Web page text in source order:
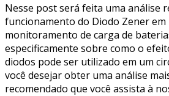
Nesse post será feita uma análise
funcionamento do Diodo Zener
monitoramento de carga de
especificamente sobre como o
diodos pode ser utilizado em um
você desejar obter uma análise
recomendado que você assista à